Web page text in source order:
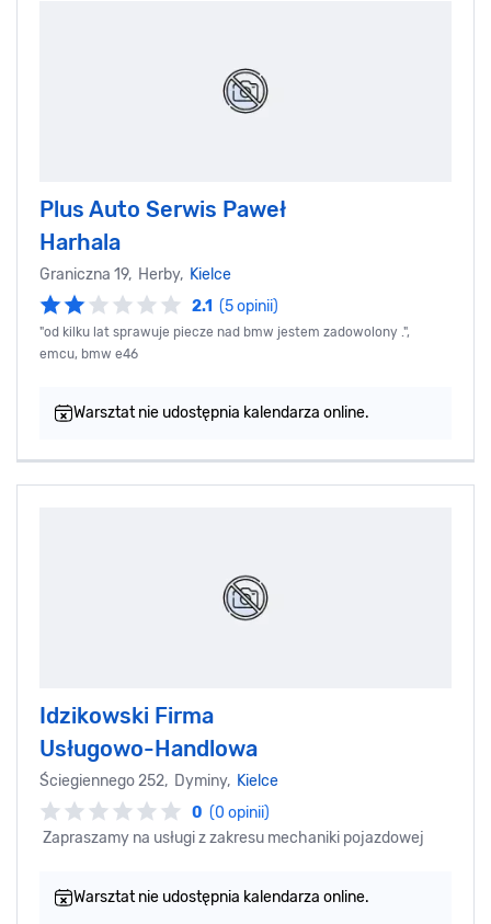
Plus Auto Serwis Paweł
Harhala
Graniczna 19, Herby, Kielce
2.1 (5 opinii)
"od kilku lat sprawuje piecze nad bmw jestem zadowolony .",
emcu, bmw e46
Warsztat nie udostępnia kalendarza online.
Idzikowski Firma
Usługowo-Handlowa
Ściegiennego 252, Dyminy, Kielce
0 (0 opinii)
Zapraszamy na usługi z zakresu mechaniki pojazdowej
Warsztat nie udostępnia kalendarza online.